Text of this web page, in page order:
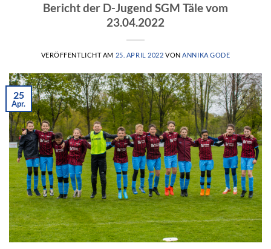
Bericht der D-Jugend SGM Täle vom
23.04.2022
VERÖFFENTLICHT AM 25. APRIL 2022 VONANNIKA GODE
25
Apr.